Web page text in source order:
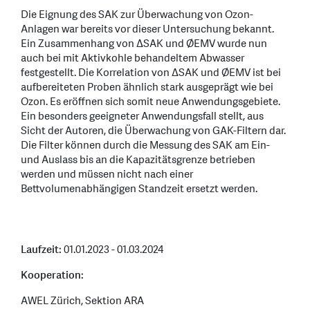
Die Eignung des SAK zur Überwachung von Ozon-
Anlagen war bereits vor dieser Untersuchung bekannt.
Ein Zusammenhang von ΔSAK und ØEMV wurde nun
auch bei mit Aktivkohle behandeltem Abwasser
festgestellt. Die Korrelation von ΔSAK und ØEMV ist bei
aufbereiteten Proben ähnlich stark ausgeprägt wie bei
Ozon. Es eröffnen sich somit neue Anwendungsgebiete.
Ein besonders geeigneter Anwendungsfall stellt, aus
Sicht der Autoren, die Überwachung von GAK-Filtern dar.
Die Filter können durch die Messung des SAK am Ein-
und Auslass bis an die Kapazitätsgrenze betrieben
werden und müssen nicht nach einer
Bettvolumenabhängigen Standzeit ersetzt werden.
Laufzeit:01.01.2023 - 01.03.2024
Kooperation:
AWEL Zürich, Sektion ARA